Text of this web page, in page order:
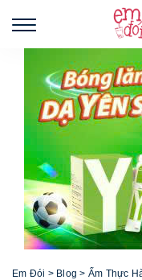
Em Đói > Blog > Ẩm Thực